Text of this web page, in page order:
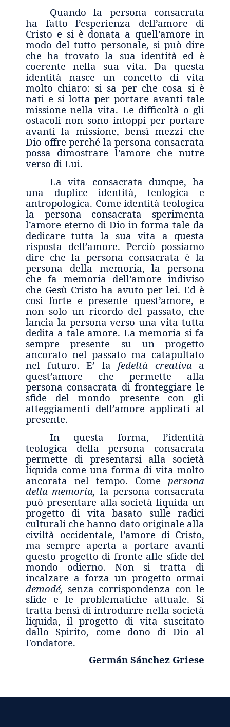
Quando la persona consacrata
ha fatto l’esperienza dell’amore di
Cristo e si è donata a quell’amore in
modo del tutto personale, si può dire
che ha trovato la sua identità ed è
coerente nella sua vita. Da questa
identità nasce un concetto di vita
molto chiaro: si sa per che cosa si è
nati e si lotta per portare avanti tale
missione nella vita. Le difficoltà o gli
ostacoli non sono intoppi per portare
avanti la missione, bensì mezzi che
Dio offre perché la persona consacrata
possa dimostrare l’amore che nutre
verso di Lui.
La vita consacrata dunque, ha
una duplice identità, teologica e
antropologica. Come identità teologica
la persona consacrata sperimenta
l’amore eterno di Dio in forma tale da
dedicare tutta la sua vita a questa
risposta dell’amore. Perciò possiamo
dire che la persona consacrata è la
persona della memoria, la persona
che fa memoria dell’amore indiviso
che Gesù Cristo ha avuto per lei. Ed è
così forte e presente quest’amore, e
non solo un ricordo del passato, che
lancia la persona verso una vita tutta
dedita a tale amore. La memoria si fa
sempre presente su un progetto
ancorato nel passato ma catapultato
nel futuro. E’ la fedeltà creativaa
quest’amore che permette alla
persona consacrata di fronteggiare le
sfide del mondo presente con gli
atteggiamenti dell’amore applicati al
presente.
In questa forma, l’identità
teologica della persona consacrata
permette di presentarsi alla società
liquida come una forma di vita molto
ancorata nel tempo. Come persona
della memoria, la persona consacrata
può presentare alla società liquida un
progetto di vita basato sulle radici
culturali che hanno dato originale alla
civiltà occidentale, l’amore di Cristo,
ma sempre aperta a portare avanti
questo progetto di fronte alle sfide del
mondo odierno. Non si tratta di
incalzare a forza un progetto ormai
demodé, senza corrispondenza con le
sfide e le problematiche attuale. Si
tratta bensì di introdurre nella società
liquida, il progetto di vita suscitato
dallo Spirito, come dono di Dio al
Fondatore.
Germán Sánchez Griese